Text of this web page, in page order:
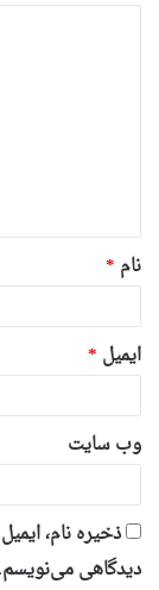
*
نام *
ایمیل *
وب‌ سایت
ذخیره نام،
دیدگاهی